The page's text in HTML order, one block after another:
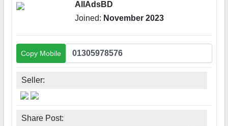
AllAdsBD
Joined: November 2023
Copy Mobile
Seller:
Share Post: